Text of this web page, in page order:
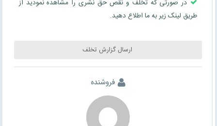
در صورتی که تخلف و نقص حق نشری را مشاهده نمودید از
طریق لینک زیر به ما اطلاع دهید.
ارسال گزارش تخلف
فروشنده